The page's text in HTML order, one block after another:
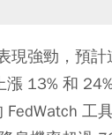
現強勁，預計
13% 和
FedWatch 工